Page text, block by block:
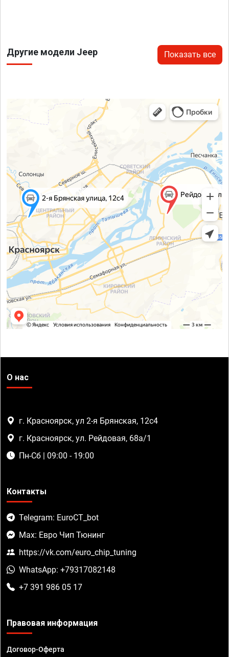
Другие модели Jeep Показать все
О нас
г. Красноярск, ул 2-я Брянская, 12с4
г. Красноярск, ул. Рейдовая, 68а/1
Пн-Сб | 09:00 - 19:00
Контакты
Telegram: EuroCT_bot
Max: Евро Чип Тюнинг
https://vk.com/euro_chip_tuning
WhatsApp: +79317082148
+7 391 986 05 17
Правовая информация
Договор-Оферта